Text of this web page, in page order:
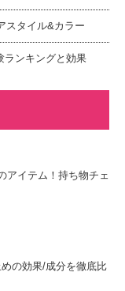
スタイル&カラー
ランキングと効果
アイテム！持ち物チェ
の効果/成分を徹底比